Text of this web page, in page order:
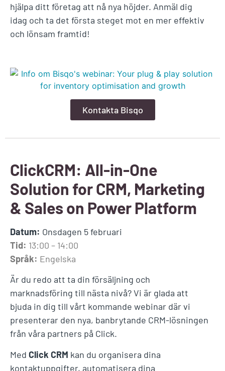
hjälpa ditt företag att nå nya höjder. Anmäl dig
idag och ta det första steget mot en mer effektiv
och lönsam framtid!
Kontakta Bisqo
ClickCRM: All-in-One
Solution for CRM, Marketing
& Sales on Power Platform
Datum: Onsdagen 5 februari
Tid: 13:00 – 14:00
Språk: Engelska
Är du redo att ta din försäljning och
marknadsföring till nästa nivå? Vi är glada att
bjuda in dig till vårt kommande webinar där vi
presenterar den nya, banbrytande CRM-lösningen
från våra partners på Click.
Med Click CRM kan du organisera dina
kontaktuppgifter, automatisera dina